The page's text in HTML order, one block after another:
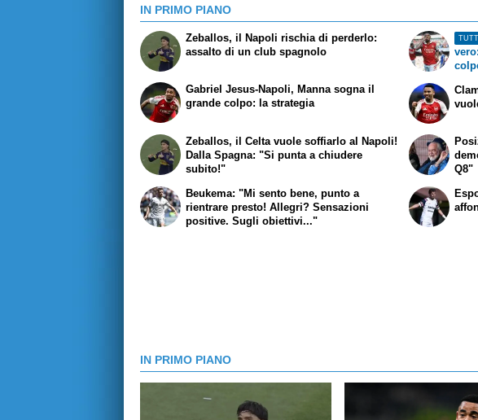
IN PRIMO PIANO
Zeballos, il Napoli rischia di perderlo:
assalto di un club spagnolo
Gabriel Jesus-Napoli, Manna sogna il
grande colpo: la strategia
Zeballos, il Celta vuole soffiarlo al Napoli!
Dalla Spagna: "Si punta a chiudere
subito!"
Beukema: "Mi sento bene, punto a
rientrare presto! Allegri? Sensazioni
positive. Sugli obiettivi..."
Q8"
IN PRIMO PIANO